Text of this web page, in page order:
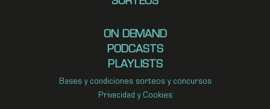
ON DEMAND
PODCASTS
PLAYLISTS
Bases y condiciones sorteos y concursos
Privacidad y Cookies